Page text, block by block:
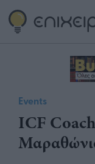
Events
ICF